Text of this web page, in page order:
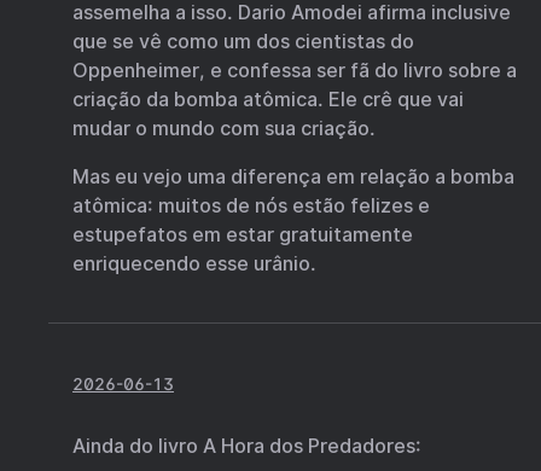
assemelha a isso. Dario Amodei afirma inclusive
que se vê como um dos cientistas do
Oppenheimer, e confessa ser fã do livro sobre a
criação da bomba atômica. Ele crê que vai
mudar o mundo com sua criação.
Mas eu vejo uma diferença em relação a bomba
atômica: muitos de nós estão felizes e
estupefatos em estar gratuitamente
enriquecendo esse urânio.
2026-06-13
Ainda do livro A Hora dos Predadores: